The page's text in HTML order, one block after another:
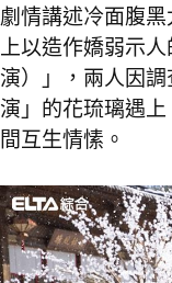
劇情講述冷面腹
上以造作嬌弱示
演）」，兩人因
演」的花琉璃遇
間互生情愫。